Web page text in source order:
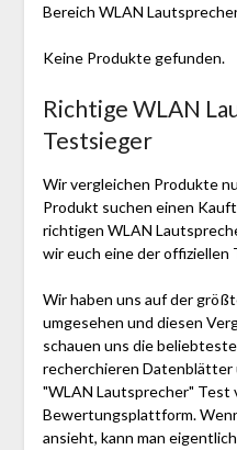
Bereich WLAN
Keine Produkte gefunden.
Richtige WLAN
Testsieger
Wir vergleichen Produkte
Produkt suchen einen
richtigen WLAN
wir euch eine der offiziellen
Wir haben uns auf der
umgesehen und diesen
schauen uns die
recherchieren Datenblätter
"WLAN Lautsprecher" Test
Bewertungsplattform.
ansieht, kann man